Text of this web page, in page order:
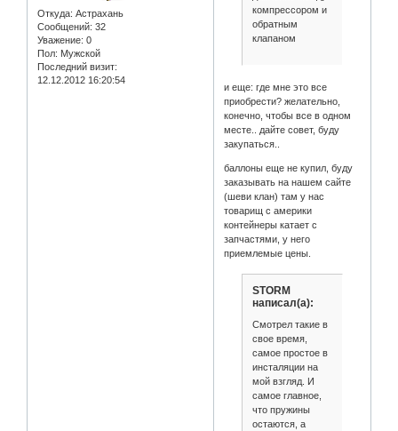
Откуда: Астрахань
Сообщений: 32
Уважение: 0
Пол: Мужской
Последний визит:
12.12.2012 16:20:54
компрессором и
обратным
клапаном
и еще: где мне это все
приобрести? желательно,
конечно, чтобы все в одном
месте.. дайте совет, буду
закупаться..
баллоны еще не купил, буду
заказывать на нашем сайте
(шеви клан) там у нас
товарищ с америки
контейнеры катает с
запчастями, у него
приемлемые цены.
STORM
написал(а):
Смотрел такие в
свое время,
самое простое в
инсталяции на
мой взгляд. И
самое главное,
что пружины
остаются, а